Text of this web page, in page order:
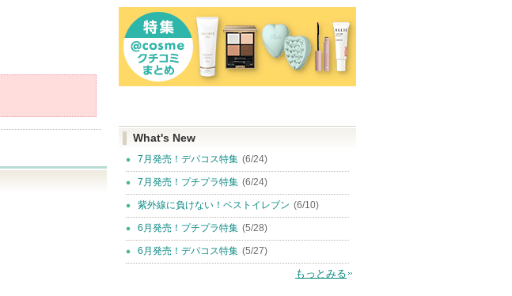
What's New
7月発売！デパコス特集 (6/24)
7月発売！プチプラ特集 (6/24)
紫外線に負けない！ベストイレブン (6/10)
6月発売！プチプラ特集 (5/28)
6月発売！デパコス特集 (5/27)
もっとみる